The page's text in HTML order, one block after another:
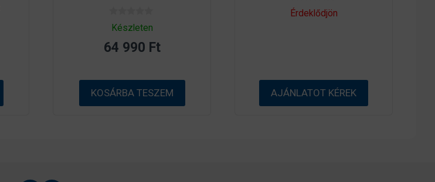
0
a
5
l
Készleten
64 990 Ft
KOSÁRBA TESZEM
0
a
Érdeklődjön
AJÁNLATOT KÉREK